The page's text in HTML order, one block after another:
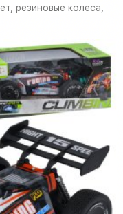
резиновые колеса,